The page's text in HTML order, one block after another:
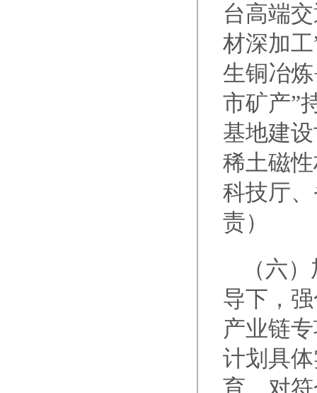
台高端
材深加
生铜冶
市矿产”
基地建
稀土磁
科技厅
责）
（六
导下，
产业链
计划具